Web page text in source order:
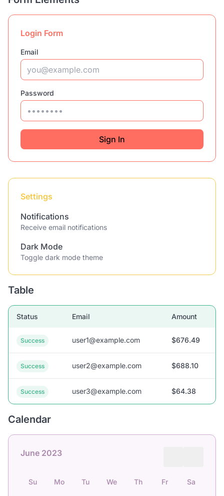
Login Form
Email
Password
Sign In
Settings
Notifications
Receive email notifications
Dark Mode
Toggle dark mode theme
Table
Status Email Amount
Success user1@example.com $676.49
Success user2@example.com $688.10
Success user3@example.com $64.38
Calendar
June 2023
Su Mo Tu We Th Fr Sa